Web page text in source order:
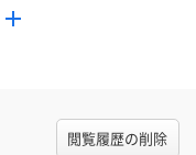
閲覧履歴の削除